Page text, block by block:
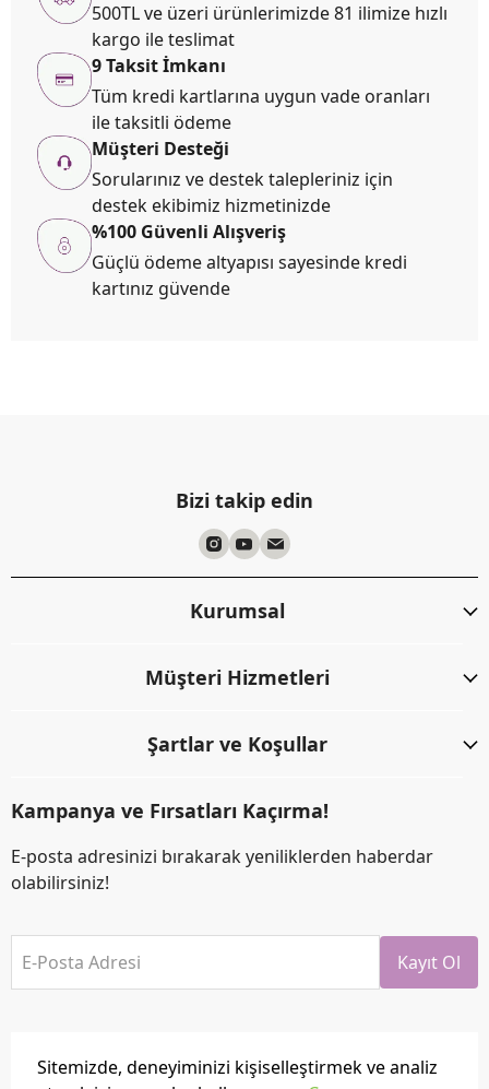
Sitemizde, deneyiminizi kişiselleştirmek ve analiz
500TL ve üzeri ürünlerimizde 81 ilimize hızlı
kargo ile teslimat
9 Taksit İmkanı
Tüm kredi kartlarına uygun vade oranları
ile taksitli ödeme
Müşteri Desteği
Sorularınız ve destek talepleriniz için
destek ekibimiz hizmetinizde
%100 Güvenli Alışveriş
Güçlü ödeme altyapısı sayesinde kredi
kartınız güvende
Bizi takip edin
Kurumsal
Müşteri Hizmetleri
Şartlar ve Koşullar
Kampanya ve Fırsatları Kaçırma!
E-posta adresinizi bırakarak yeniliklerden haberdar
olabilirsiniz!
E-Posta Adresi Kayıt Ol